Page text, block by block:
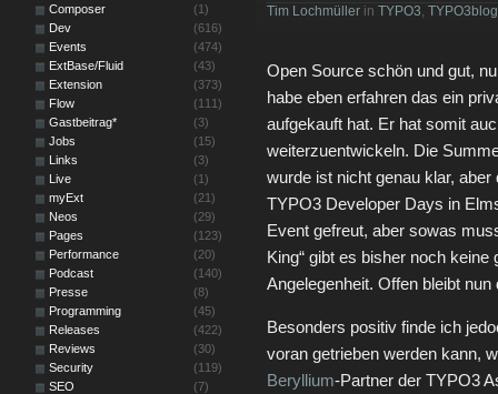
Tim Lochmüller in TYPO3,
Open Source schön und gut,
habe eben erfahren das ein
aufgekauft hat. Er hat somit
weiterzuentwickeln. Die
wurde ist nicht genau klar,
TYPO3 Developer Days in
Event gefreut, aber sowas
King“ gibt es bisher noch
Angelegenheit. Offen bleibt
Besonders positiv finde ich
voran getrieben werden kann,
Beryllium-Partner der TYPO3
Composer
(1)
Dev
(616)
Events
(474)
ExtBase/Fluid
(43)
Extension
(373)
Flow
(111)
Gastbeitrag*
(3)
Jobs
(15)
Links
(3)
Live
(1)
myExt
(21)
Neos
(29)
Pages
(123)
Performance
(20)
Podcast
(140)
Presse
(8)
Programming
(45)
Releases
(422)
Reviews
(30)
Security
(119)
SEO
(7)